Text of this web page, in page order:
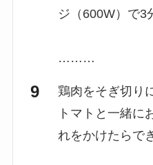
ジ（600W）で3
………
鶏肉をそぎ切り
トマトと一緒に
れをかけたらで